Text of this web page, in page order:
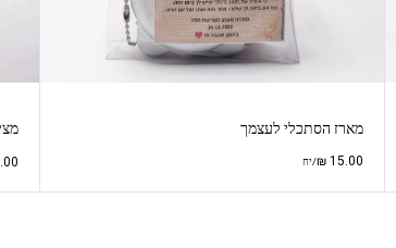
מארז הסתכלי לעצמך
₪15.00 /יח